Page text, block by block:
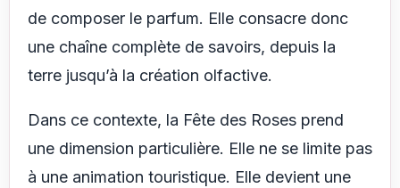
de composer le parfum. Elle consacre donc
une chaîne complète de savoirs, depuis la
terre jusqu’à la création olfactive.
Dans ce contexte, la Fête des Roses prend
une dimension particulière. Elle ne se limite pas
à une animation touristique. Elle devient une